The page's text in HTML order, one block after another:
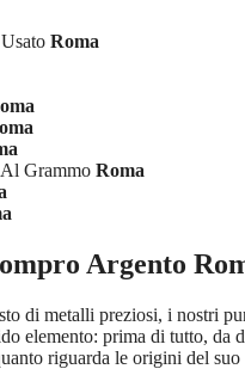
Roma
Grammo Roma
Argento
di metalli preziosi, i nostri
elemento: prima di tutto,
riguarda le origini del